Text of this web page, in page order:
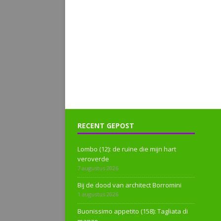
RECENT GEPOST
Lombo (12): de ruïne die mijn hart
veroverde
7 augustus 2026
Bij de dood van architect Borromini
1 augustus 2026
Buonissimo appetito (158): Tagliata di